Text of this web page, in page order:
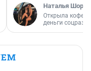
Наталья
Открыла
деньги